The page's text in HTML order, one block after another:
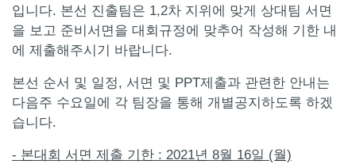
입니다. 본선 진출팀은 1,2차 지위에 맞게 상대팀 서면
을 보고 준비서면을 대회규정에 맞추어 작성해 기한 내
에 제출해주시기 바랍니다.
본선 순서 및 일정, 서면 및 PPT제출과 관련한 안내는
다음주 수요일에 각 팀장을 통해 개별공지하도록 하겠
습니다.
- 본대회 서면 제출 기한 : 2021년 8월 16일 (월)